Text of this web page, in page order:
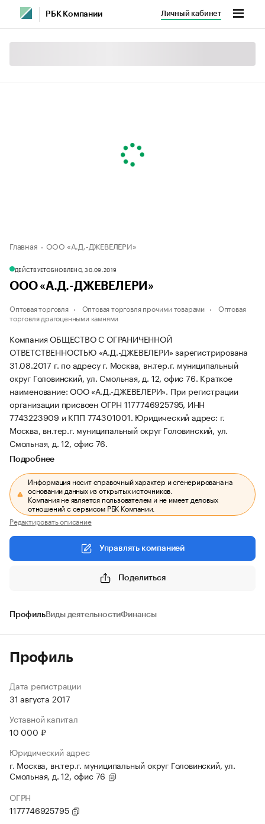
РБК Компании Личный кабинет
Главная ООО «А.Д.-ДЖЕВЕЛЕРИ»
ДЕЙСТВУЕТОБНОВЛЕНО, 30.09.2019
ООО «А.Д.-ДЖЕВЕЛЕРИ»
Оптовая торговля Оптовая торговля прочими товарами
Оптовая
торговля драгоценными камнями
Компания ОБЩЕСТВО С ОГРАНИЧЕННОЙ
ОТВЕТСТВЕННОСТЬЮ «А.Д.-ДЖЕВЕЛЕРИ» зарегистрирована
31.08.2017 г. по адресу г. Москва, вн.тер.г. муниципальный
округ Головинский, ул. Смольная, д. 12, офис 76. Краткое
наименование: ООО «А.Д.-ДЖЕВЕЛЕРИ». При регистрации
организации присвоен ОГРН 1177746925795, ИНН
7743223909 и КПП 774301001. Юридический адрес: г.
Москва, вн.тер.г. муниципальный округ Головинский, ул.
Смольная, д. 12, офис 76.
Подробнее
Информация носит справочный характер и сгенерирована на
основании данных из открытых источников.
Компания не является пользователем и не имеет деловых
отношений с сервисом РБК Компании.
Редактировать описание
Управлять компанией
Поделиться
ПрофильВиды деятельностиФинансы
Профиль
Дата регистрации
31 августа 2017
Уставной капитал
10 000 ₽
Юридический адрес
г. Москва, вн.тер.г. муниципальный округ Головинский, ул.
Смольная, д. 12, офис 76
ОГРН
1177746925795